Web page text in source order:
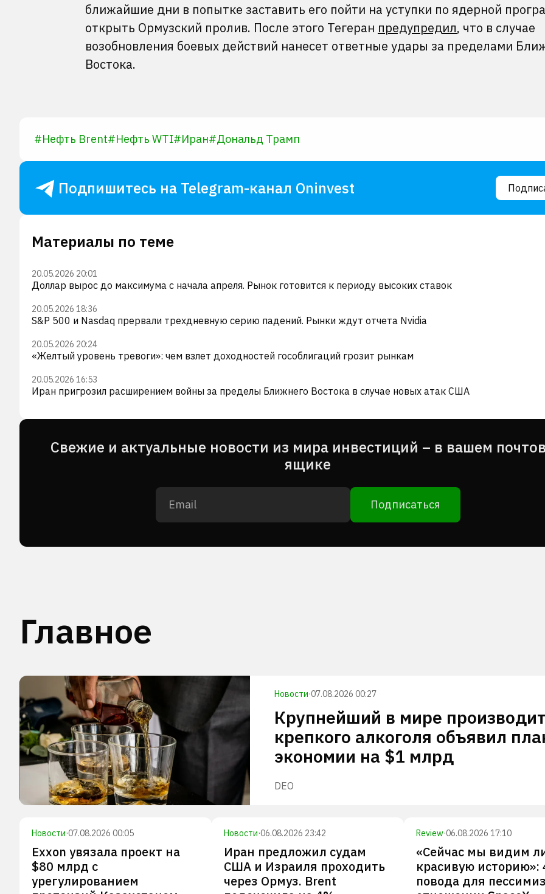
ближайшие дни в попытке заставить его пойти на уступки по ядерной
открыть Ормузский пролив. После этого Тегеран предупредил, что в случае
возобновления боевых действий нанесет ответные удары за пределами
Востока.
#Нефть Brent#Нефть WTI#Иран#Дональд Трамп
Подпишитесь на Telegram-канал Oninvest
Материалы по теме
20.05.2026 20:01
Доллар вырос до максимума с начала апреля. Рынок готовится к периоду высоких ставок
20.05.2026 18:36
S&P 500 и Nasdaq прервали трехдневную серию падений. Рынки ждут отчета Nvidia
20.05.2026 20:24
«Желтый уровень тревоги»: чем взлет доходностей гособлигаций грозит рынкам
20.05.2026 16:53
Иран пригрозил расширением войны за пределы Ближнего Востока в случае новых атак США
Cвежие и актуальные новости из мира инвестиций – в вашем
ящике
Подписаться
Главное
Новости·07.08.2026 00:27
Крупнейший в мире
крепкого алкоголя объявил
экономии на $1 млрд
DEO
Новости·07.08.2026 00:05
Exxon увязала проект на
$80 млрд с
урегулированием
Новости·06.08.2026 23:42
Иран предложил судам
США и Израиля проходить
через Ормуз. Brent
Review·06.08.2026 17:10
«Сейчас мы видим
красивую историю»:
повода для